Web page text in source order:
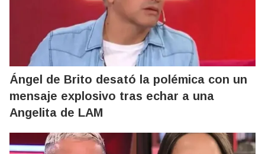
Ángel de Brito desató la polémica con un
mensaje explosivo tras echar a una
Angelita de LAM